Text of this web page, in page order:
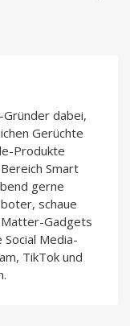
dabei,
Gerüchte
Produkte
Smart
gerne
schaue
Gadgets
Social Media-
TikTok und